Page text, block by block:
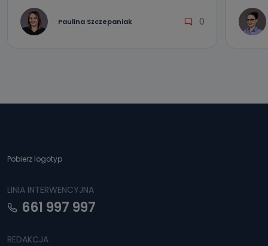
Paulina Szczepaniak 0
Pobierz logotyp
LINIA INTERWENCYJNA
661 997 997
REDAKCJA